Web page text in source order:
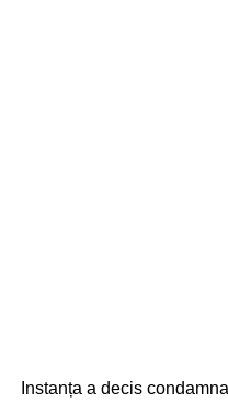
Instanța a decis